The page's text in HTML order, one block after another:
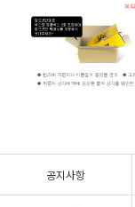
공지사항